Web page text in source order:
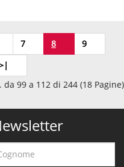
7 8
9
da 99 a 112 di 244 (18 Pagine)